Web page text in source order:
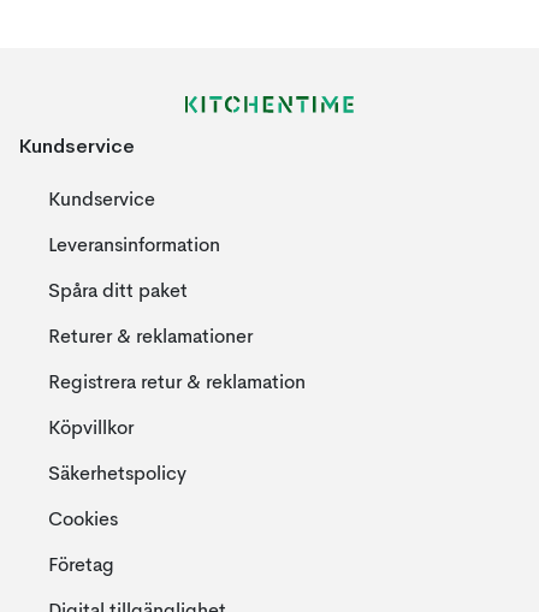
Kundservice
Kundservice
Leveransinformation
Spåra ditt paket
Returer & reklamationer
Registrera retur & reklamation
Köpvillkor
Säkerhetspolicy
Cookies
Företag